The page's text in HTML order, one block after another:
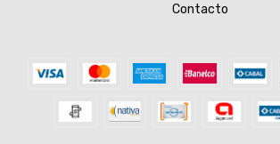
Contacto